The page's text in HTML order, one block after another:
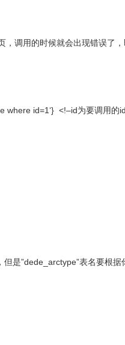
调用的时候就会出现错误了
where id=1‘} <!–id为要调用的
是”dede_arctype”表名要根